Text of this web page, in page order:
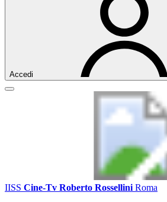
Accedi
IISS Cine-Tv Roberto Rossellini Roma